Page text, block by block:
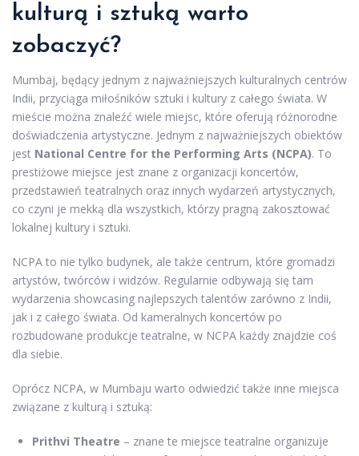
kulturą i sztuką warto
zobaczyć?
Mumbaj, będący jednym z najważniejszych kulturalnych centrów
Indii, przyciąga miłośników sztuki i kultury z całego świata. W
mieście można znaleźć wiele miejsc, które oferują różnorodne
doświadczenia artystyczne. Jednym z najważniejszych obiektów
jest National Centre for the Performing Arts (NCPA). To
prestiżowe miejsce jest znane z organizacji koncertów,
przedstawień teatralnych oraz innych wydarzeń artystycznych,
co czyni je mekką dla wszystkich, którzy pragną zakosztować
lokalnej kultury i sztuki.
NCPA to nie tylko budynek, ale także centrum, które gromadzi
artystów, twórców i widzów. Regularnie odbywają się tam
wydarzenia showcasing najlepszych talentów zarówno z Indii,
jak i z całego świata. Od kameralnych koncertów po
rozbudowane produkcje teatralne, w NCPA każdy znajdzie coś
dla siebie.
Oprócz NCPA, w Mumbaju warto odwiedzić także inne miejsca
związane z kulturą i sztuką:
Prithvi Theatre – znane te miejsce teatralne organizuje